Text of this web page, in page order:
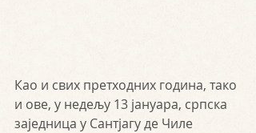
Као и свих претходних година, тако
и ове, у недељу 13 јануара, српска
заједница у Сантјагу де Чиле